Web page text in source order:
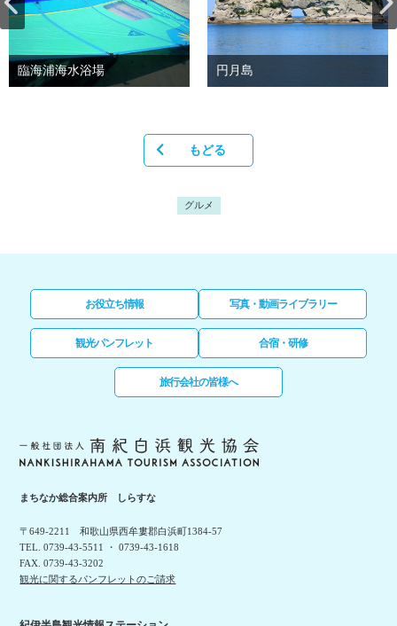
臨海浦海水浴場 円月島
もどる
グルメ
お役立ち情報 写真・動画ライブラリー
観光パンフレット 合宿・研修
旅行会社の皆様へ
まちなか総合案内所 しらすな
〒649-2211 和歌山県西牟婁郡白浜町1384-57
TEL. 0739-43-5511 ・ 0739-43-1618
FAX. 0739-43-3202
観光に関するパンフレットのご請求